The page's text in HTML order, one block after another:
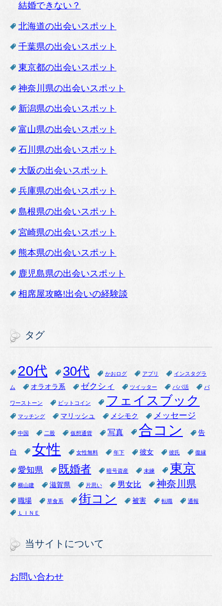
結婚できない？
北海道の出会いスポット
千葉県の出会いスポット
東京都の出会いスポット
神奈川県の出会いスポット
新潟県の出会いスポット
富山県の出会いスポット
石川県の出会いスポット
大阪の出会いスポット
兵庫県の出会いスポット
島根県の出会いスポット
宮崎県の出会いスポット
熊本県の出会いスポット
鹿児島県の出会いスポット
相席屋攻略!出会いの経験談
タグ
20代 30代 かおログ アプリ インスタグラ
ム オラオラ系 ゼクシィ ツイッター パパ活 パ
ワーストーン ビットコイン フェイスブック
マッチング マリッシュ メシモク メッセージ
中国 二股 仮想通貨 写真 合コン 告
白 女性 女性無料 年下 彼女 彼氏 復縁
愛知県 既婚者 暗号資産 未練 東京
横山建 滋賀県 片思い 男女比 神奈川県
職場 草食系 街コン 被害 転職
通報
ＬＩＮＥ
当サイトについて
お問い合わせ